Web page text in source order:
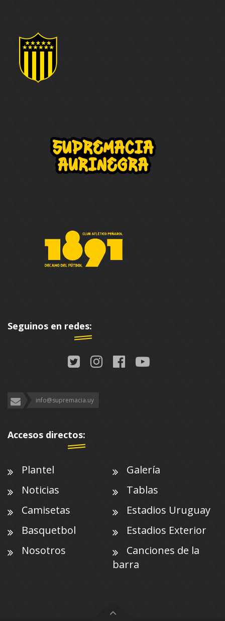
Seguinos en redes:
info@supremacia.uy
Accesos directos:
Plantel
Galería
Noticias
Tablas
Camisetas
Estadios Uruguay
Basquetbol
Estadios Exterior
Nosotros
Canciones de la
barra